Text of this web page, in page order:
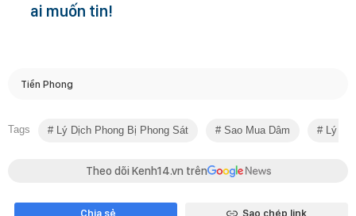
ai muốn tin!
Tiền Phong
Tags Lý Dịch Phong Bị Phong Sát Sao Mua Dâm Lý
Theo dõi Kenh14.vn trên
Chia sẻ Sao chép link